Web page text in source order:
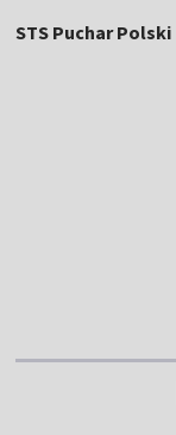
STS Puchar Polski